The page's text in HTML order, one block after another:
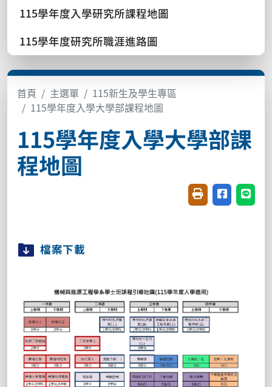
115學年度入學研究所課程地圖
115學年度研究所職涯進路圖
首頁 主選單
115新生及學生專區
115學年度入學大學部課程地圖
115學年度入學大學部課
程地圖
友善列印(開新視
分享至臉書
分享
檔案下載